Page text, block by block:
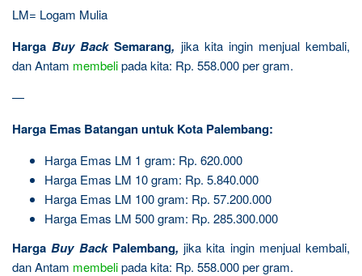
LM= Logam Mulia
HargaBuy BackSemarang, jika kita ingin menjual kembali,
dan Antam membelipada kita: Rp. 558.000 per gram.
—
Harga Emas Batangan untuk Kota Palembang:
Harga Emas LM 1 gram: Rp. 620.000
Harga Emas LM 10 gram: Rp. 5.840.000
Harga Emas LM 100 gram: Rp. 57.200.000
Harga Emas LM 500 gram: Rp. 285.300.000
HargaBuy Back Palembang, jika kita ingin menjual kembali,
dan Antam membelipada kita: Rp. 558.000 per gram.